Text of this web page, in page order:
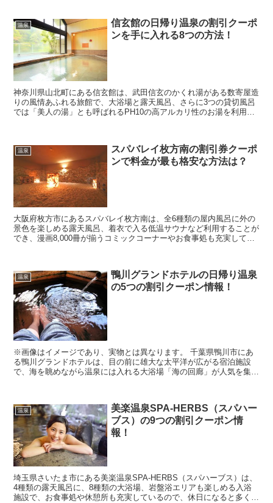
温泉
信玄館の日帰り温泉の割引クーポ
ンを手に入れる8つの方法！
神奈川県山北町にある信玄館は、武田信玄のかくれ湯がある数寄屋造
りの風情あふれる旅館で、大浴場と露天風呂、さらに3つの貸切風呂
では「美人の湯」とも呼ばれるPH10の高アルカリ性のお湯を利用で
温泉
スパバレイ枚方南の割引券クーポ
ンで料金が最も格安な方法は？
大阪府枚方市にあるスパバレイ枚方南は、全6種類の屋内風呂に外の
景色を楽しめる露天風呂、着衣で入る低温サウナなど利用することが
でき、漫画8,000冊が揃うコミックコーナーやお食事処も充実してい
温泉
鴨川グランドホテルの日帰り温泉
の5つの割引クーポン情報！
※画像はイメージであり、実物とは異なります。 千葉県鴨川市にあ
る鴨川グランドホテルは、目の前に雄大な太平洋が広がる宿泊施設
で、海を眺めながら温泉には入れる大浴場「海の回廊」が人気を集め
温泉
美楽温泉SPA-HERBS（スパハー
ブス）の9つの割引クーポン情
報！
埼玉県さいたま市にある美楽温泉SPA-HERBS（スパハーブス）は、
4種類の露天風呂に、8種類の大浴場、岩盤浴エリアも楽しめる入浴
施設で、お食事処や休憩所も充実しているので、休日になると多くの